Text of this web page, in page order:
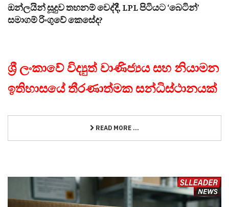
ඔන්ලයින් සූදුව තහනම් වෙද්දී, LPL පිටියට ‘බෙටින්’
සමාගම් රිංගුවේ කෙසේද?
ශ්‍රී ලංකාවේ විද්‍යුත් වාණිජ්‍යය සහ නියාමන
ඉතිහාසයේ තීරණාත්මක සන්ධිස්ථානයක්
READ MORE ...